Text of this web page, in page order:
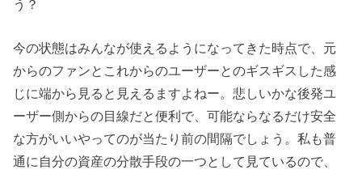
う？
今の状態はみんなが使えるようになってきた時点で、元
からのファンとこれからのユーザーとのギスギスした感
じに端から見ると見えるますよねー。悲しいかな後発ユ
ーザー側からの目線だと便利で、可能ならなるだけ安全
な方がいいやってのが当たり前の間隔でしょう。私も普
通に自分の資産の分散手段の一つとして見ているので、